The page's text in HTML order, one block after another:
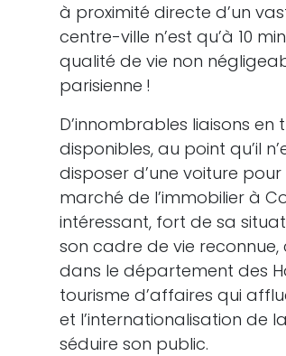
à proximité directe d’un
centre-ville n’est qu’à 10
qualité de vie non
parisienne !
D’innombrables liaisons
disponibles, au point qu’il
disposer d’une voiture
marché de l’immobilier à
intéressant, fort de sa
son cadre de vie reconnue,
dans le département des
tourisme d’affaires qui
et l’internationalisation de
séduire son public.